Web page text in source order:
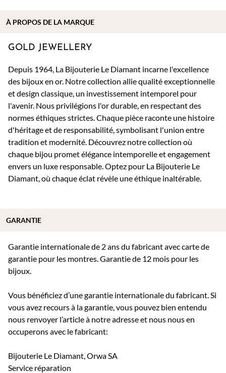
GOLD JEWELLERY
Depuis 1964, La Bijouterie Le Diamant incarne l'excellence
des bijoux en or. Notre collection allie qualité exceptionnelle
et design classique, un investissement intemporel pour
l'avenir. Nous privilégions l'or durable, en respectant des
normes éthiques strictes. Chaque pièce raconte une histoire
d'héritage et de responsabilité, symbolisant l'union entre
tradition et modernité. Découvrez notre collection où
chaque bijou promet élégance intemporelle et engagement
envers un luxe responsable. Optez pour La Bijouterie Le
Diamant, où chaque éclat révèle une éthique inaltérable.
Garantie internationale de 2 ans du fabricant avec carte de
garantie pour les montres. Garantie de 12 mois pour les
bijoux.
Vous bénéficiez d’une garantie internationale du fabricant. Si
vous avez recours à la garantie, vous pouvez bien entendu
nous renvoyer l’article à notre adresse et nous nous en
occuperons avec le fabricant:
Bijouterie Le Diamant, Orwa SA
Service réparation
À PROPOS DE LA MARQUE
GARANTIE